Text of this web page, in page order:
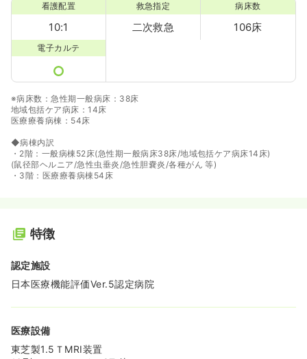
看護配置
10:1
救急指定
二次救急
病床数
106床
電子カルテ
※病床数：急性期一般病床：38床
地域包括ケア病床：14床
医療療養病棟：54床
◆病棟内訳
・2階：一般病棟52床(急性期一般病床38床/地域包括ケア病床14床)
(鼠径部ヘルニア/急性虫垂炎/急性胆嚢炎/各種がん 等)
・3階：医療療養病棟54床
特徴
認定施設
日本医療機能評価Ver.5認定病院
医療設備
東芝製1.5ＴMRI装置